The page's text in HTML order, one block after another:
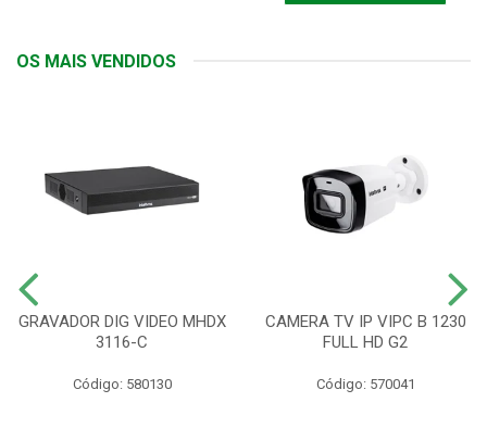
OS MAIS VENDIDOS
GRAVADOR DIG VIDEO MHDX
3116-C
Código: 580130
CAMERA TV IP VIPC B 1230
FULL HD G2
Código: 570041